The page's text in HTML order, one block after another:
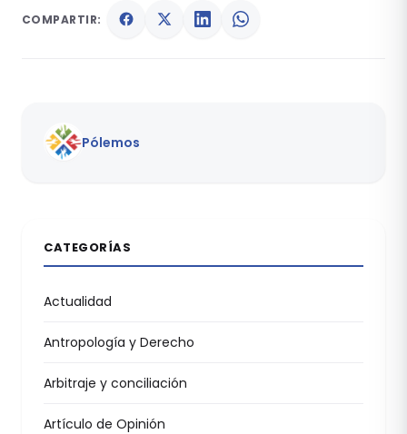
COMPARTIR:
Pólemos
CATEGORÍAS
Actualidad
Antropología y Derecho
Arbitraje y conciliación
Artículo de Opinión